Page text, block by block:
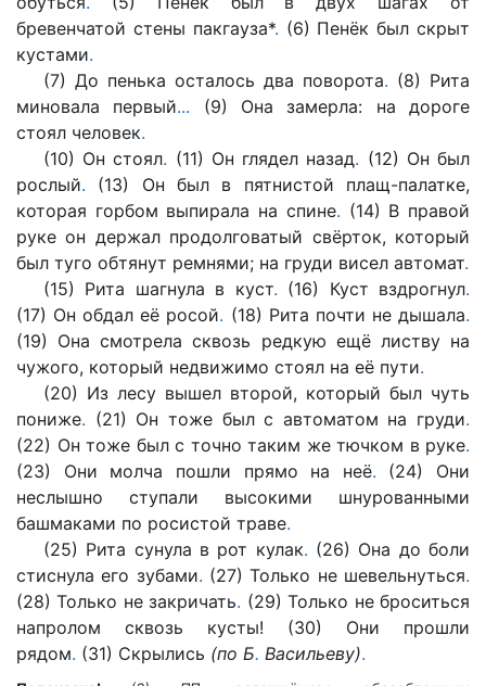
бревенчатой стены пакгауза*. (6) Пенёк был скрыт
кустами.
(7) До пенька осталось два поворота. (8) Рита
миновала первый...
(9) Она замерла: на дороге
стоял человек.
(10) Он стоял. (11) Он глядел назад. (12) Он был
рослый. (13) Он был в пятнистой плащ-палатке,
которая горбом выпирала на спине. (14) В правой
руке он держал продолговатый свёрток, который
был туго обтянут ремнями; на груди висел автомат.
(15) Рита шагнула в куст. (16) Куст вздрогнул.
(17) Он обдал её росой. (18) Рита почти не дышала.
(19) Она смотрела сквозь редкую ещё листву на
чужого, который недвижимо стоял на её пути.
(20) Из лесу вышел второй, который был чуть
пониже. (21) Он тоже был с автоматом на груди.
(22) Он тоже был с точно таким же тючком в руке.
(23) Они молча пошли прямо на неё. (24) Они
неслышно ступали высокими шнурованными
башмаками по росистой траве.
(25) Рита сунула в рот кулак. (26) Она до боли
стиснула его зубами. (27) Только не шевельнуться.
(28) Только не закричать. (29) Только не броситься
напролом сквозь кусты! (30) Они прошли
рядом. (31) Скрылись (по Б. Васильеву).